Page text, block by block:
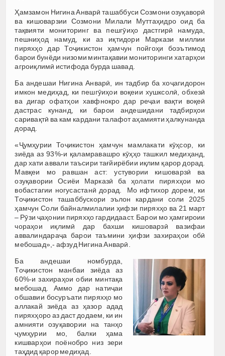
Ҳамзамон Нигина Анварӣ ташаббуси Созмони озуқаворӣ
ва кишоварзии Созмони Милали Муттаҳидро оид ба
тақвияти мониторинг ва пешгӯиҳо дастгирӣ намуда,
пешниҳод намуд, ки аз иқтидори Маркази миллии
пиряхҳо дар Тоҷикистон ҳамчун пойгоҳи боэътимод
барои бунёди низоми минтақавии мониторинги хатарҳои
агроиқлимӣ истифода бурда шавад.
Ба андешаи Нигина Анварӣ, ин тадбир ба хоҷагидорон
имкон медиҳад, ки пешгӯиҳои воқеии хушксолӣ, обхезӣ
ва дигар офатҳои хавфнокро дар реҷаи вақти воқеӣ
дастрас кунанд, ки барои андешидани тадбирҳои
саривақтӣ ва кам кардани талафот аҳамияти ҳалкунанда
дорад.
«Ҷумҳурии Тоҷикистон ҳамчун мамлакати кӯҳсор, ки
зиёда аз 93%-и қаламравашро кӯҳҳо ташкил медиҳанд,
дар хати аввали таъсири тағйирёбии иқлим қарор дорад.
Мавқеи мо равшан аст: устувории кишоварзӣ ва
озуқавории Осиёи Марказӣ ба ҳолати пиряхҳои мо
вобастагии ногусастанӣ дорад. Мо ифтихор дорем, ки
Тоҷикистон ташаббускори эълон кардани соли 2025
ҳамчун Соли байналмилалии ҳифзи пиряхҳо ва 21 март
– Рӯзи ҷаҳонии пиряхҳо гардидааст. Барои мо ҳамгироии
чораҳои иқлимӣ дар бахши кишоварзӣ вазифаи
аввалиндараҷа барои таъмини ҳифзи захираҳои обӣ
мебошад»,- афзуд Нигина Анварӣ.
Ба андешаи номбурда,
Тоҷикистон манбаи зиёда аз
60%-и захираҳои обии минтақа
мебошад. Аммо дар натиҷаи
обшавии босуръати пиряхҳо мо
аллакай зиёда аз ҳазор адад
пиряхҳоро аз даст додаем, ки ин
амнияти озуқавории на танҳо
ҷумҳурии мо, балки ҳама
кишварҳои поёнобро низ зери
таҳдид қарор медиҳад.